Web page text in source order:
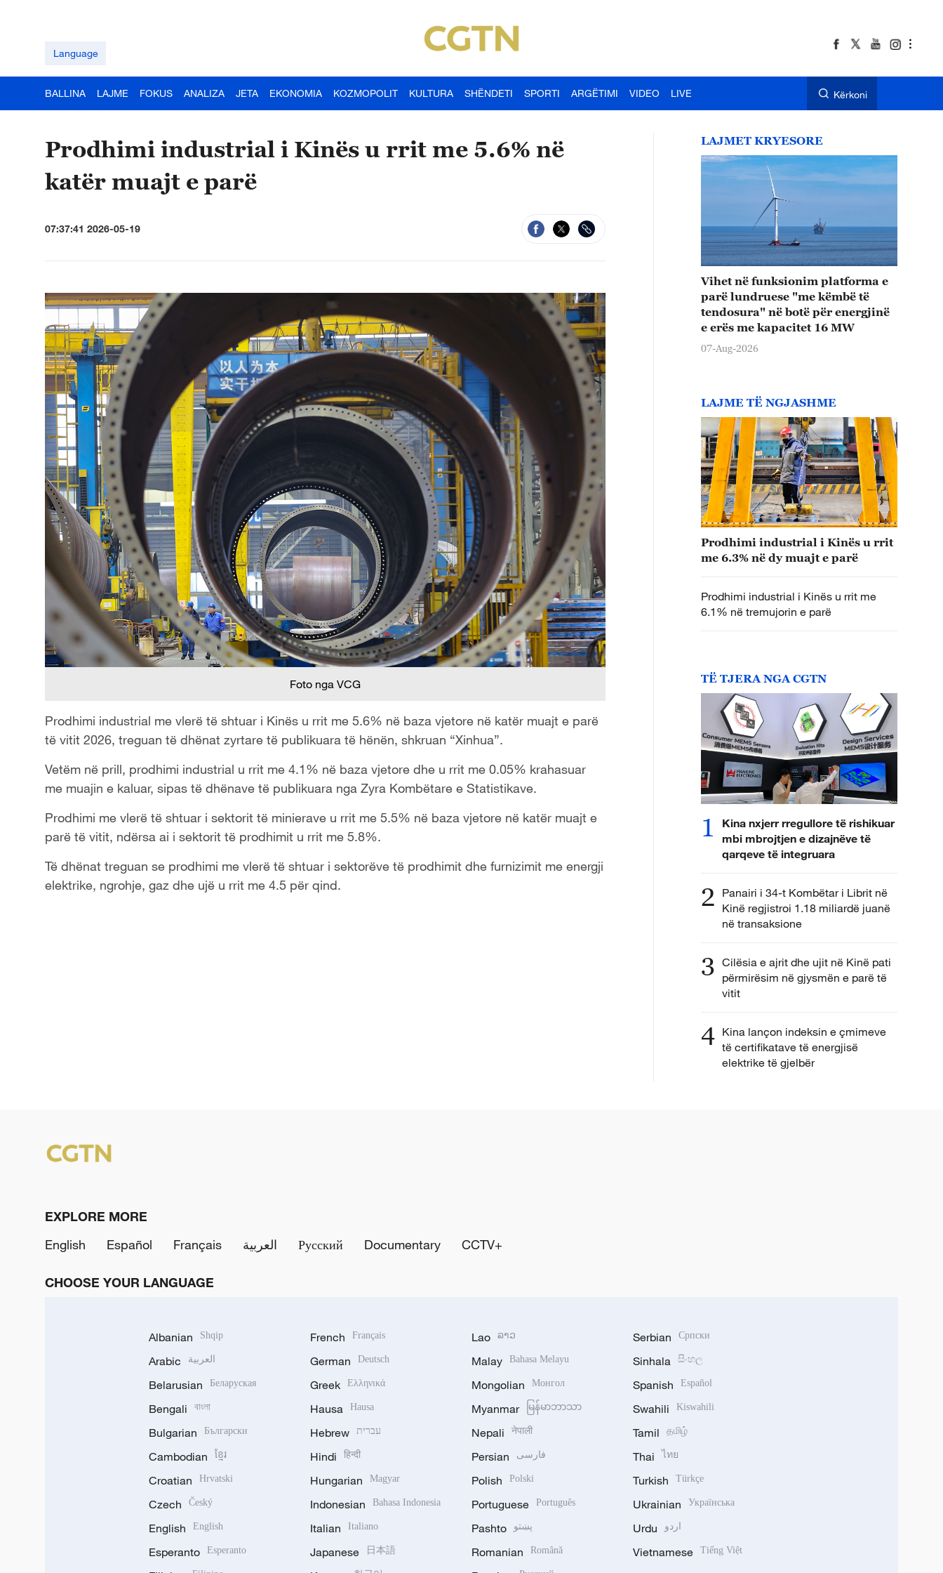
Language
BALLINA LAJME FOKUS ANALIZA JETA EKONOMIA KOZMOPOLIT KULTURA SHËNDETI SPORTI ARGËTIMI VIDEO LIVE Kërkoni
Prodhimi industrial i Kinës u rrit me 5.6% në
katër muajt e parë
07:37:41 2026-05-19
Foto nga VCG
Prodhimi industrial me vlerë të shtuar i Kinës u rrit me 5.6% në baza vjetore në katër muajt e parë
të vitit 2026, treguan të dhënat zyrtare të publikuara të hënën, shkruan “Xinhua”.
Vetëm në prill, prodhimi industrial u rrit me 4.1% në baza vjetore dhe u rrit me 0.05% krahasuar
me muajin e kaluar, sipas të dhënave të publikuara nga Zyra Kombëtare e Statistikave.
Prodhimi me vlerë të shtuar i sektorit të minierave u rrit me 5.5% në baza vjetore në katër muajt e
parë të vitit, ndërsa ai i sektorit të prodhimit u rrit me 5.8%.
Të dhënat treguan se prodhimi me vlerë të shtuar i sektorëve të prodhimit dhe furnizimit me energji
elektrike, ngrohje, gaz dhe ujë u rrit me 4.5 për qind.
LAJMET KRYESORE
Vihet në funksionim platforma e
parë lundruese "me këmbë të
tendosura" në botë për energjinë
e erës me kapacitet 16 MW
07-Aug-2026
LAJME TË NGJASHME
Prodhimi industrial i Kinës u rrit
me 6.3% në dy muajt e parë
Prodhimi industrial i Kinës u rrit me
6.1% në tremujorin e parë
TË TJERA NGA CGTN
1
Kina nxjerr rregullore të rishikuar
mbi mbrojtjen e dizajnëve të
qarqeve të integruara
2 Panairi i 34-t Kombëtar i Librit në
Kinë regjistroi 1.18 miliardë juanë
në transaksione
3 Cilësia e ajrit dhe ujit në Kinë pati
përmirësim në gjysmën e parë të
vitit
4 Kina lançon indeksin e çmimeve
të certifikatave të energjisë
elektrike të gjelbër
EXPLORE MORE
English
Español Français العربية Русский Documentary CCTV+
CHOOSE YOUR LANGUAGE
Albanian Shqip
Arabic العربية
Belarusian Беларуская
Bengali বাংলা
Bulgarian Български
Cambodian ខ្មែរ
Croatian Hrvatski
Czech Český
English English
Esperanto Esperanto
French Français
German Deutsch
Greek Ελληνικά
Hausa Hausa
Hebrew עברית
Hindi हिन्दी
Hungarian Magyar
Indonesian Bahasa Indonesia
Italian Italiano
Japanese 日本語
Lao ລາວ
Malay Bahasa Melayu
Mongolian Монгол
Myanmar မြန်မာဘာသာ
Nepali नेपाली
Persian فارسی
Polish Polski
Portuguese Português
Pashto پښتو
Romanian Română
Serbian Српски
Sinhala සිංහල
Spanish Español
Swahili Kiswahili
Tamil தமிழ்
Thai ไทย
Turkish Türkçe
Ukrainian Українська
Urdu اردو
Vietnamese Tiếng Việt